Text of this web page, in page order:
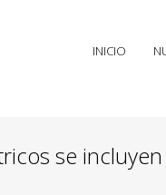
INICIO
se incluyen